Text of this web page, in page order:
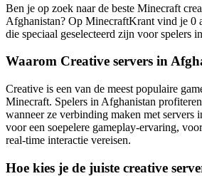
Ben je op zoek naar de beste Minecraft
Afghanistan? Op MinecraftKrant vind je 0
die speciaal geselecteerd zijn voor spelers
Waarom Creative servers in
Creative is een van de meest populaire
Minecraft. Spelers in Afghanistan
wanneer ze verbinding maken met servers
voor een soepelere gameplay-ervaring,
real-time interactie vereisen.
Hoe kies je de juiste creative